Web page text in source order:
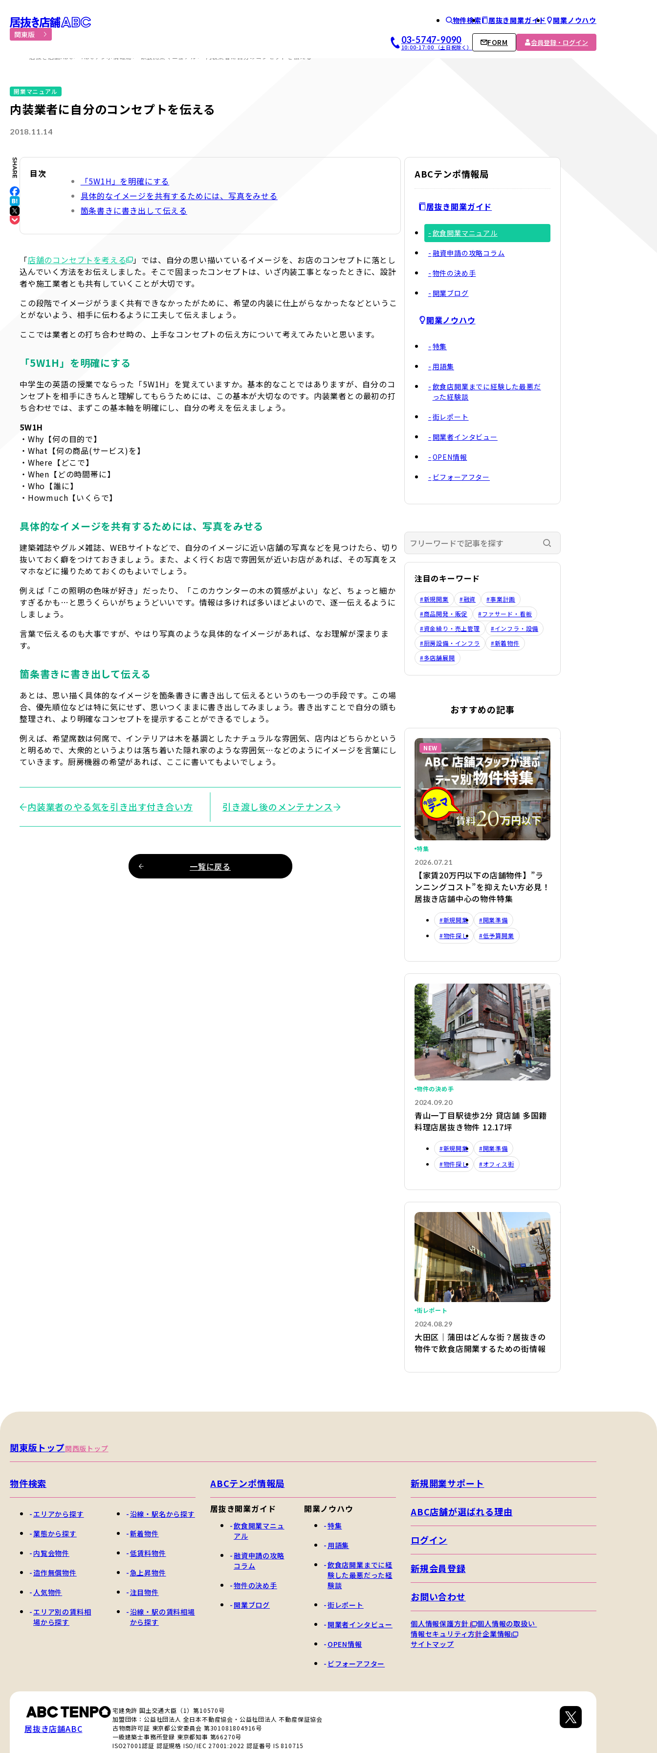
居抜き物件・貸店舗での飲食店開業｜居抜き店舗ABCホーム
関東版
物件検索 居抜き開業ガイド 開業ノウハウ
03-5747-9090
10:00-17:00 （土日祝除く）
FORM 会員登録・ログイン
居抜き店舗ABC ABCテンポ情報局 飲食開業マニュアル 内装業者に自分のコンセプトを伝える
開業マニュアル
内装業者に自分のコンセプトを伝える
2018.11.14
目次
「5W1H」を明確にする
具体的なイメージを共有するためには、写真をみせる
箇条書きに書き出して伝える
「店舗のコンセプトを考える 」では、自分の思い描いているイメージを、お店のコンセプトに落とし
込んでいく方法をお伝えしました。そこで固まったコンセプトは、いざ内装工事となったときに、設計
者や施工業者とも共有していくことが大切です。
この段階でイメージがうまく共有できなかったがために、希望の内装に仕上がらなかったなどというこ
とがないよう、相手に伝わるように工夫して伝えましょう。
ここでは業者との打ち合わせ時の、上手なコンセプトの伝え方について考えてみたいと思います。
「5W1H」を明確にする
中学生の英語の授業でならった「5W1H」を覚えていますか。基本的なことではありますが、自分のコ
ンセプトを相手にきちんと理解してもらうためには、この基本が大切なのです。内装業者との最初の打
ち合わせでは、まずこの基本軸を明確にし、自分の考えを伝えましょう。
5W1H
・Why【何の目的で】
・What【何の商品(サービス)を】
・Where【どこで】
・When【どの時間帯に】
・Who【誰に】
・Howmuch【いくらで】
具体的なイメージを共有するためには、写真をみせる
建築雑誌やグルメ雑誌、WEBサイトなどで、自分のイメージに近い店舗の写真などを見つけたら、切り
抜いておく癖をつけておきましょう。また、よく行くお店で雰囲気が近いお店があれば、その写真をス
マホなどに撮りためておくのもよいでしょう。
例えば「この照明の色味が好き」だったり、「このカウンターの木の質感がよい」など、ちょっと細か
すぎるかも…と思うくらいがちょうどいいです。情報は多ければ多いほどよいので、逐一伝えるように
しましょう。
言葉で伝えるのも大事ですが、やはり写真のような具体的なイメージがあれば、なお理解が深まりま
す。
箇条書きに書き出して伝える
あとは、思い描く具体的なイメージを箇条書きに書き出して伝えるというのも一つの手段です。この場
合、優先順位などは特に気にせず、思いつくままに書き出してみましょう。書き出すことで自分の頭も
整理され、より明確なコンセプトを提示することができるでしょう。
例えば、希望席数は何席で、インテリアは木を基調としたナチュラルな雰囲気、店内はどちらかという
と明るめで、大衆的というよりは落ち着いた隠れ家のような雰囲気…などのようにイメージを言葉にし
ていきます。厨房機器の希望があれば、ここに書いてもよいでしょう。
内装業者のやる気を引き出す付き合い方 引き渡し後のメンテナンス
一覧に戻る
ABCテンポ情報局
居抜き開業ガイド
飲食開業マニュアル
融資申請の攻略コラム
物件の決め手
開業ブログ
開業ノウハウ
特集
用語集
飲食店開業までに経験した最悪だ
った経験談
街レポート
開業者インタビュー
OPEN情報
ビフォーアフター
検索する
注目のキーワード
#新規開業 #融資
#事業計画
#商品開発・販促
#ファサード・看板
#資金繰り・売上管理
#インフラ・設備
#厨房設備・インフラ
#新着物件
#多店舗展開
おすすめの記事
NEW
特集
2026.07.21
【家賃20万円以下の店舗物件】”ラ
ンニングコスト”を抑えたい方必見！
居抜き店舗中心の物件特集
#新規開業
#開業準備
#物件探し
#低予算開業
詳細を見る
物件の決め手
2024.09.20
青山一丁目駅徒歩2分 貸店舗 多国籍
料理店居抜き物件 12.17坪
#新規開業
#開業準備
#物件探し
#オフィス街
詳細を見る
街レポート
2024.08.29
大田区｜蒲田はどんな街？居抜きの
物件で飲食店開業するための街情報
詳細を見る
関東版トップ関西版トップ
物件検索
エリアから探す
業態から探す
内覧会物件
造作無償物件
人気物件
エリア別の賃料相
場から探す
沿線・駅名から探す
新着物件
低賃料物件
急上昇物件
注目物件
沿線・駅の賃料相場
から探す
ABCテンポ情報局
居抜き開業ガイド
飲食開業マニュ
アル
融資申請の攻略
コラム
物件の決め手
開業ブログ
開業ノウハウ
特集
用語集
飲食店開業までに経
験した最悪だった経
験談
街レポート
開業者インタビュー
OPEN情報
ビフォーアフター
新規開業サポート
ABC店舗が選ばれる理由
ログイン
新規会員登録
お問い合わせ
個人情報保護方針
個人情報の取扱い
情報セキュリティ方針企業情報
サイトマップ
居抜き店舗ABC
宅建免許 国土交通大臣（1）第10570号
加盟団体：公益社団法人 全日本不動産協会・公益社団法人 不動産保証協会
古物商許可証 東京都公安委員会 第301081804916号
一級建築士事務所登録 東京都知事 第66270号
ISO27001認証 認証規格 ISO/IEC 27001:2022 認証番号 IS 810715